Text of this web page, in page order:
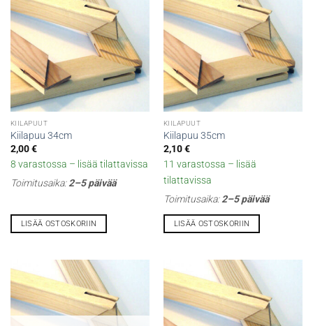
KIILAPUUT
Kiilapuu 34cm
2,00€
8 varastossa – lisää tilattavissa
Toimitusaika:2–5 päivää
LISÄÄ OSTOSKORIIN
KIILAPUUT
Kiilapuu 35cm
2,10€
11 varastossa – lisää
tilattavissa
Toimitusaika:2–5 päivää
LISÄÄ OSTOSKORIIN